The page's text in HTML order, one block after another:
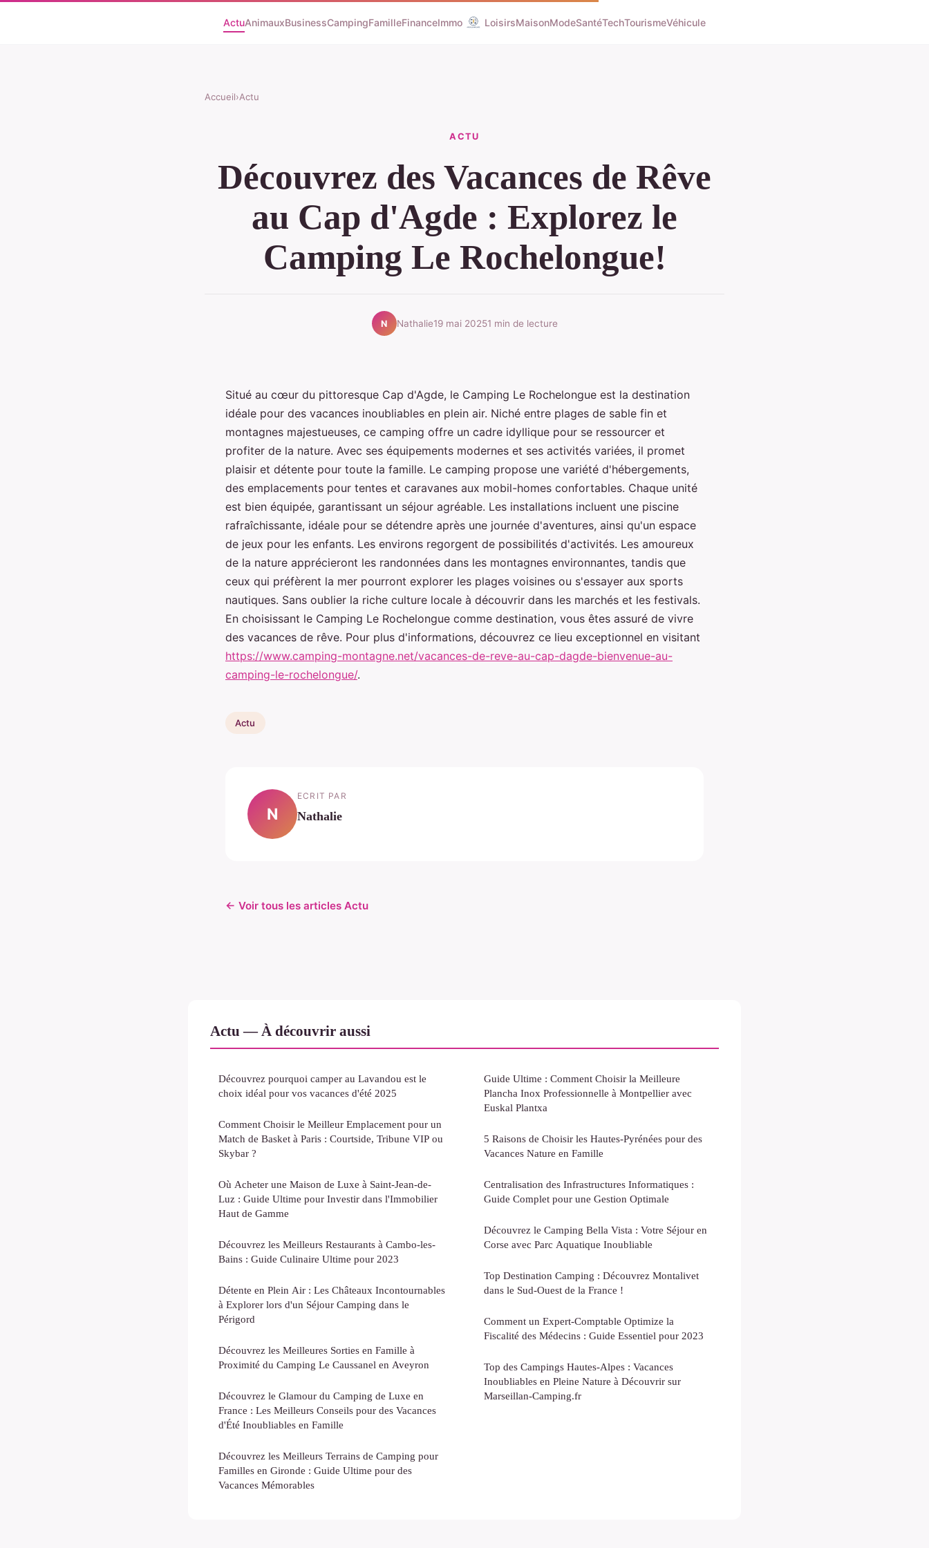
ActuAnimauxBusinessCampingFamilleFinanceImmo LoisirsMaisonModeSantéTechTourismeVéhicule
Accueil›Actu
ACTU
Découvrez des Vacances de Rêve
au Cap d'Agde : Explorez le
Camping Le Rochelongue!
N Nathalie19 mai 20251 min de lecture
Situé au cœur du pittoresque Cap d'Agde, le Camping Le Rochelongue est la destination
idéale pour des vacances inoubliables en plein air. Niché entre plages de sable fin et
montagnes majestueuses, ce camping offre un cadre idyllique pour se ressourcer et
profiter de la nature. Avec ses équipements modernes et ses activités variées, il promet
plaisir et détente pour toute la famille. Le camping propose une variété d'hébergements,
des emplacements pour tentes et caravanes aux mobil-homes confortables. Chaque unité
est bien équipée, garantissant un séjour agréable. Les installations incluent une piscine
rafraîchissante, idéale pour se détendre après une journée d'aventures, ainsi qu'un espace
de jeux pour les enfants. Les environs regorgent de possibilités d'activités. Les amoureux
de la nature apprécieront les randonnées dans les montagnes environnantes, tandis que
ceux qui préfèrent la mer pourront explorer les plages voisines ou s'essayer aux sports
nautiques. Sans oublier la riche culture locale à découvrir dans les marchés et les festivals.
En choisissant le Camping Le Rochelongue comme destination, vous êtes assuré de vivre
des vacances de rêve. Pour plus d'informations, découvrez ce lieu exceptionnel en visitant
https://www.camping-montagne.net/vacances-de-reve-au-cap-dagde-bienvenue-au-
camping-le-rochelongue/.
Actu
N
ECRIT PAR
Nathalie
← Voir tous les articles Actu
Actu — À découvrir aussi
Découvrez pourquoi camper au Lavandou est le
choix idéal pour vos vacances d'été 2025
Comment Choisir le Meilleur Emplacement pour un
Match de Basket à Paris : Courtside, Tribune VIP ou
Skybar ?
Où Acheter une Maison de Luxe à Saint-Jean-de-
Luz : Guide Ultime pour Investir dans l'Immobilier
Haut de Gamme
Découvrez les Meilleurs Restaurants à Cambo-les-
Bains : Guide Culinaire Ultime pour 2023
Détente en Plein Air : Les Châteaux Incontournables
à Explorer lors d'un Séjour Camping dans le
Périgord
Découvrez les Meilleures Sorties en Famille à
Proximité du Camping Le Caussanel en Aveyron
Découvrez le Glamour du Camping de Luxe en
France : Les Meilleurs Conseils pour des Vacances
d'Été Inoubliables en Famille
Découvrez les Meilleurs Terrains de Camping pour
Familles en Gironde : Guide Ultime pour des
Vacances Mémorables
Guide Ultime : Comment Choisir la Meilleure
Plancha Inox Professionnelle à Montpellier avec
Euskal Plantxa
5 Raisons de Choisir les Hautes-Pyrénées pour des
Vacances Nature en Famille
Centralisation des Infrastructures Informatiques :
Guide Complet pour une Gestion Optimale
Découvrez le Camping Bella Vista : Votre Séjour en
Corse avec Parc Aquatique Inoubliable
Top Destination Camping : Découvrez Montalivet
dans le Sud-Ouest de la France !
Comment un Expert-Comptable Optimize la
Fiscalité des Médecins : Guide Essentiel pour 2023
Top des Campings Hautes-Alpes : Vacances
Inoubliables en Pleine Nature à Découvrir sur
Marseillan-Camping.fr